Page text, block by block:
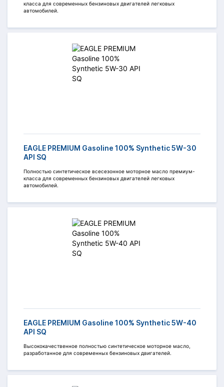
класса для современных бензиновых двигателей легковых
автомобилей.
EAGLE PREMIUM Gasoline 100% Synthetic 5W-30
API SQ
Полностью синтетическое всесезонное моторное масло премиум-
класса для современных бензиновых двигателей легковых
автомобилей.
EAGLE PREMIUM Gasoline 100% Synthetic 5W-40
API SQ
Высококачественное полностью синтетическое моторное масло,
разработанное для современных бензиновых двигателей.